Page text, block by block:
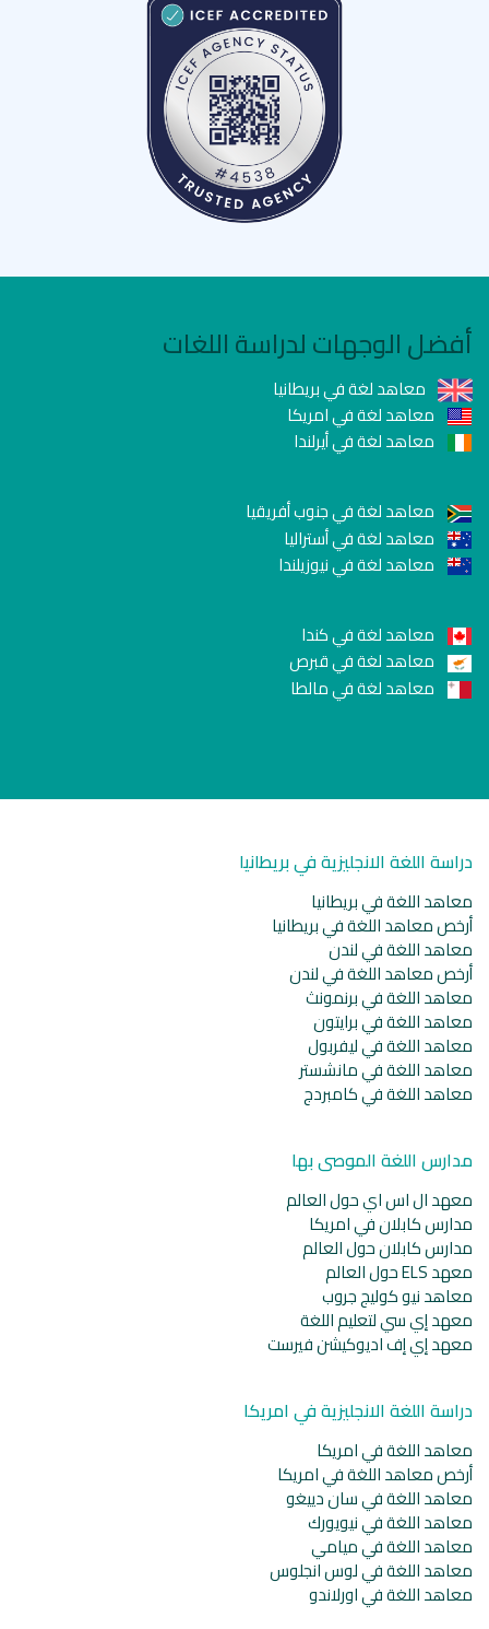
أفضل الوجهات لدراسة اللغات
معاهد لغة في بريطانيا
معاهد لغة في امريكا
معاهد لغة في أيرلندا
معاهد لغة في جنوب أفريقيا
معاهد لغة في أستراليا
معاهد لغة في نيوزيلندا
معاهد لغة في كندا
معاهد لغة في قبرص
معاهد لغة في مالطا
دراسة اللغة الانجليزية في بريطانيا
معاهد اللغة في بريطانيا
أرخص معاهد اللغة في بريطانيا
معاهد اللغة في لندن
أرخص معاهد اللغة في لندن
معاهد اللغة في برنمونث
معاهد اللغة في برايتون
معاهد اللغة في ليفربول
معاهد اللغة في مانشستر
معاهد اللغة في كامبردج
مدارس اللغة الموصى بها
معهد ال اس اي حول العالم
مدارس كابلان في امريكا
مدارس كابلان حول العالم
معهد ELS حول العالم
معاهد نيو كوليج جروب
معهد إي سي لتعليم اللغة
معهد إي إف اديوكيشن فيرست
دراسة اللغة الانجليزية في امريكا
معاهد اللغة في امريكا
أرخص معاهد اللغة في امريكا
معاهد اللغة في سان دييغو
معاهد اللغة في نيويورك
معاهد اللغة في ميامي
معاهد اللغة في لوس انجلوس
معاهد اللغة في اورلاندو